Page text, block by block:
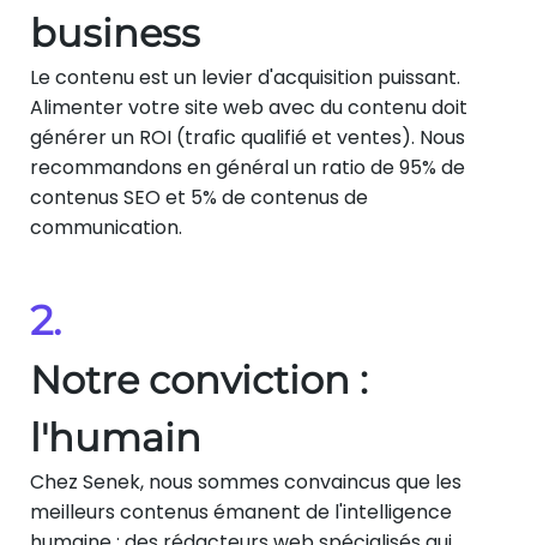
business
Le contenu est un levier d'acquisition puissant.
Alimenter votre site web avec du contenu doit
générer un ROI (trafic qualifié et ventes). Nous
recommandons en général un ratio de 95% de
contenus SEO et 5% de contenus de
communication.
2.
Notre conviction :
l'humain
Chez Senek, nous sommes convaincus que les
meilleurs contenus émanent de l'intelligence